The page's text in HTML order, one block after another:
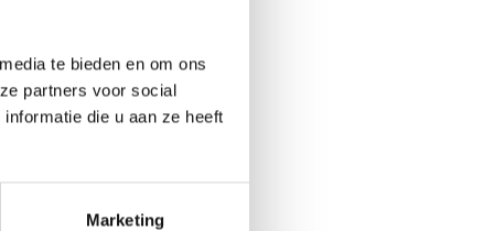
te bieden en om ons
partners voor social
die u aan ze heeft
Marketing